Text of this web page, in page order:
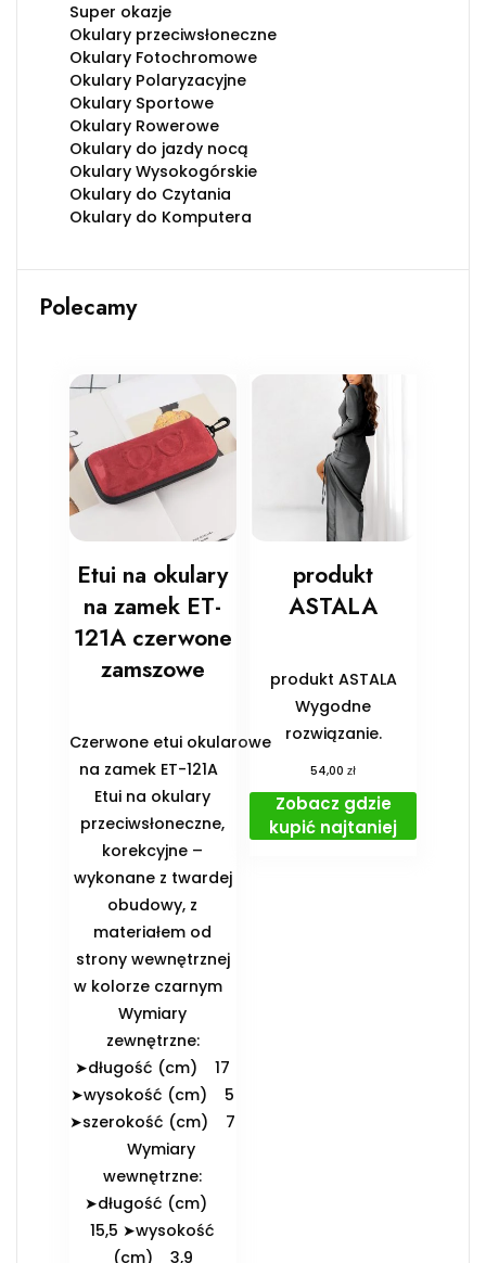
Super okazje
Okulary przeciwsłoneczne
Okulary Fotochromowe
Okulary Polaryzacyjne
Okulary Sportowe
Okulary Rowerowe
Okulary do jazdy nocą
Okulary Wysokogórskie
Okulary do Czytania
Okulary do Komputera
Polecamy
Etui na okulary
na zamek ET-
121A czerwone
zamszowe
Czerwone etui okularowe
na zamek ET-121A
Etui na okulary
przeciwsłoneczne,
korekcyjne –
wykonane z twardej
obudowy, z
materiałem od
strony wewnętrznej
w kolorze czarnym
️Wymiary
zewnętrzne:
➤długość (cm) 17
➤wysokość (cm) 5
➤szerokość (cm) 7
️Wymiary
wewnętrzne:
➤długość (cm)
15,5 ➤wysokość
(cm) 3,9
produkt
ASTALA
produkt ASTALA
Wygodne
rozwiązanie.
54,00zł
Zobacz gdzie
kupić najtaniej